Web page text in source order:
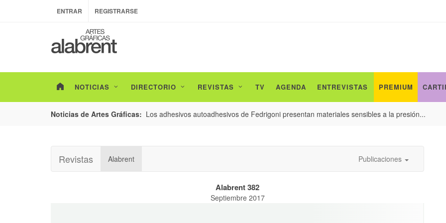
ENTRAR REGISTRARSE
NOTICIAS DIRECTORIO REVISTAS TV AGENDA ENTREVISTAS PREMIUM
Noticias de Artes Gráficas:
de envases con un nuevo estudio de Los adhesivos autoadhesivos de Fedrigoni presentan materiales sensibles a la presión...
Revistas Alabrent Publicaciones
Alabrent 382
Septiembre 2017